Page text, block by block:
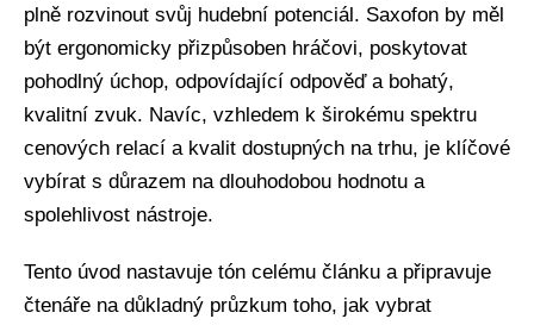
plně rozvinout svůj hudební potenciál. Saxofon by měl
být ergonomicky přizpůsoben hráčovi, poskytovat
pohodlný úchop, odpovídající odpověď a bohatý,
kvalitní zvuk. Navíc, vzhledem k širokému spektru
cenových relací a kvalit dostupných na trhu, je klíčové
vybírat s důrazem na dlouhodobou hodnotu a
spolehlivost nástroje.
Tento úvod nastavuje tón celému článku a připravuje
čtenáře na důkladný průzkum toho, jak vybrat